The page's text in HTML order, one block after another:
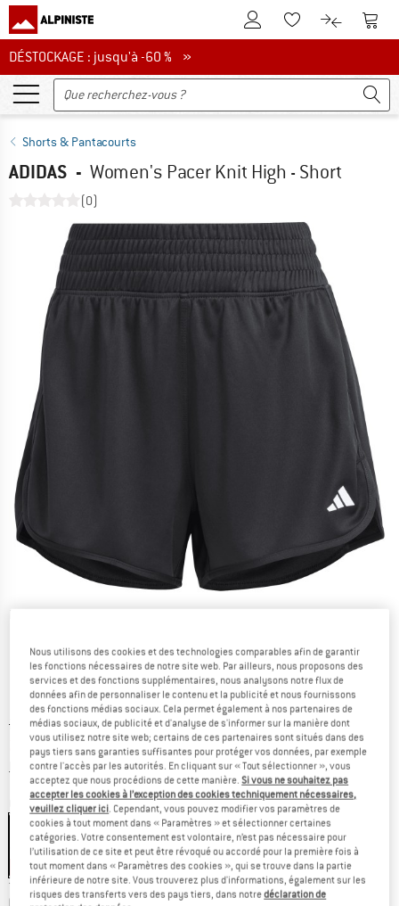
Vers le compte client
Vers la liste
Vers le
DÉSTOCKAGE : jusqu'à -60 %
DÉSTOCKAGE : jusqu'à -60 % »
Shorts & Pantacourts
ADIDAS - Women's Pacer Knit High - Short
(0)
Prix initial :
29,95€
Prix:
20,97€ TVA incl.
hors Frais de livraisonInformations sur les frais de livraison. Ouvre une
Couleur:Black
-30 % -30 % -30 %
Taille:XXL - Length: 3''
Nous utilisons des cookies et des technologies comparables afin de garantir
les fonctions nécessaires de notre site web. Par ailleurs, nous proposons des
services et des fonctions supplémentaires, nous analysons notre flux de
données afin de personnaliser le contenu et la publicité et nous fournissons
des fonctions médias sociaux. Cela permet également à nos partenaires de
médias sociaux, de publicité et d'analyse de s'informer sur la manière dont
vous utilisez notre site web; certains de ces partenaires sont situés dans des
pays tiers sans garanties suffisantes pour protéger vos données, par exemple
contre l'accès par les autorités. En cliquant sur « Tout sélectionner », vous
acceptez que nous procédions de cette manière.Si vous ne souhaitez pas
accepter les cookies à l’exception des cookies techniquement nécessaires,
veuillez cliquer ici. Cependant, vous pouvez modifier vos paramètres de
cookies à tout moment dans « Paramètres » et sélectionner certaines
catégories. Votre consentement est volontaire, n’est pas nécessaire pour
l’utilisation de ce site et peut être révoqué ou accordé pour la première fois à
tout moment dans « Paramètres des cookies », qui se trouve dans la partie
inférieure de notre site. Vous trouverez plus d'informations, également sur les
risques des transferts vers des pays tiers, dans notredéclaration de